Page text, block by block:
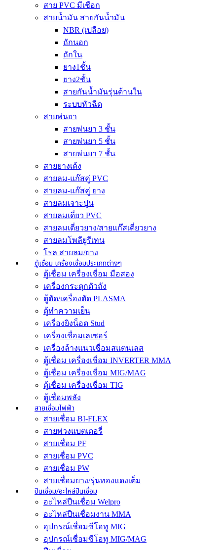
สาย PVC มีเชือก
สายน้ำมัน สายกันน้ำมัน
NBR (เปลือย)
ถักนอก
ถักใน
ยาง1ชั้น
ยาง2ชั้น
สายกันน้ำมันรุ่นด้านใน
ระบบหัวฉีด
สายพ่นยา
สายพ่นยา 3 ชั้น
สายพ่นยา 5 ชั้น
สายพ่นยา 7 ชั้น
สายยางเด้ง
สายลม-แก๊สคู่ PVC
สายลม-แก๊สคู่ ยาง
สายลมเจาะปูน
สายลมเดี่ยว PVC
สายลมเดี่ยวยาง/สายแก๊สเดี่ยวยาง
สายลมโพลียูรีเทน
โรล สายลม/ยาง
ตู้เชื่อม เครื่องเชื่อมประเภทต่างๆ
ตู้เชื่อม เครื่องเชื่อม มือสอง
เครื่องกระตุกตัวถัง
ตู้ตัด/เครื่องตัด PLASMA
ตู้ทำความเย็น
เครื่องยิงน็อต Stud
เครื่องเชื่อมเลเซอร์
เครื่องล้างแนวเชื่อมสแตนเลส
ตู้เชื่อม เครื่องเชื่อม INVERTER MMA
ตู้เชื่อม เครื่องเชื่อม MIG/MAG
ตู้เชื่อม เครื่องเชื่อม TIG
ตู้เชื่อมพลัง
สายเชื่อมไฟฟ้า
สายเชื่อม BI-FLEX
สายพ่วงแบตเตอรี่
สายเชื่อม PF
สายเชื่อม PVC
สายเชื่อม PW
สายเชื่อมยาง/รุ่นทองแดงเต็ม
ปืนเชื่อม/อะไหล่ปืนเชื่อม
อะไหล่ปืนเชื่อม Welpro
อะไหล่ปืนเชื่อมงาน MMA
อุปกรณ์เชื่อมซีโอทู MIG
อุปกรณ์เชื่อมซีโอทู MIG/MAG